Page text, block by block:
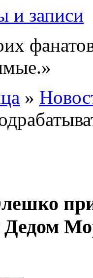
и записи
»
Дедом